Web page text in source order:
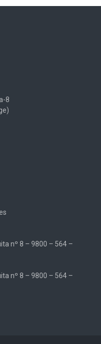
8
nº 8 – 9800 – 564 –
nº 8 – 9800 – 564 –